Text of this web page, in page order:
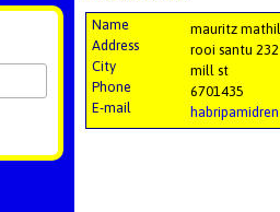
Name
mauritz
Address
rooi santu
City
mill st
Phone
6701435
E-mail